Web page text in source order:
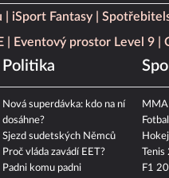
iSport Fantasy
Eventový prostor Level 9
Politika
Nová superdávka: kdo na ní
dosáhne?
Sjezd sudetských Němců
Proč vláda zavádí EET?
Padni komu padni
MMA
F1